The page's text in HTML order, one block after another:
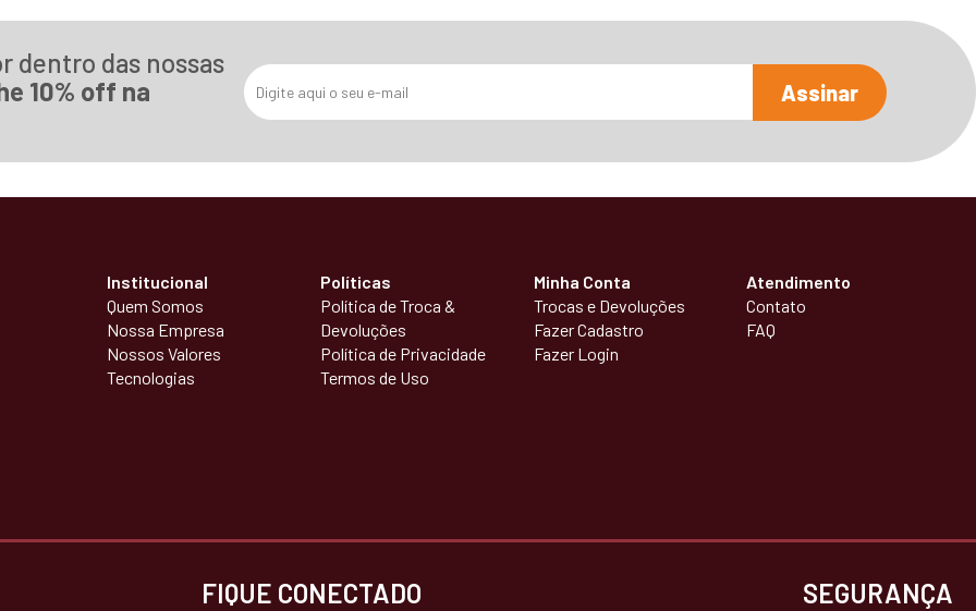
dentro das nossas
10% off na
Assinar
Institucional
Quem Somos
Nossa Empresa
Nossos Valores
Tecnologias
Políticas
Política de Troca &
Devoluções
Política de Privacidade
Termos de Uso
Minha Conta
Trocas e Devoluções
Fazer Cadastro
Fazer Login
Atendimento
Contato
FAQ
FIQUE CONECTADO
SEGURANÇA